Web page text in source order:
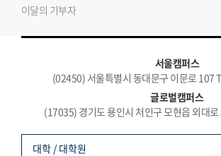
이달의 기부자
서울캠퍼스
(02450) 서울특별시 동대문구 이문로
글로벌캠퍼스
(17035) 경기도 용인시 처인구 모현읍 외대
대학 / 대학원